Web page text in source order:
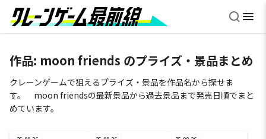
作品: moon friends のプライズ・景品まとめ
クレーンゲームで狙えるプライズ・景品を作品名から探せま
す。 moon friendsの最新景品から過去景品まで発売日順でまと
めています。